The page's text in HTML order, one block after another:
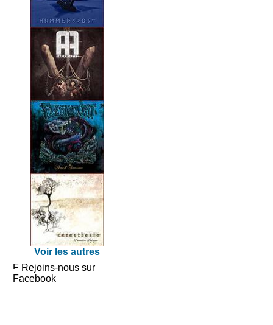
Voir les autres
Rejoins-nous sur
Facebook